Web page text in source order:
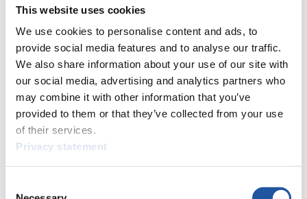
This website uses cookies
We use cookies to personalise content and ads, to
provide social media features and to analyse our traffic.
We also share information about your use of our site with
our social media, advertising and analytics partners who
may combine it with other information that you’ve
provided to them or that they’ve collected from your use
of their services.
Privacy statement
16
Jing Li (CHN)
18
Danyil Martsinovskyi (UKR)
19
Shaonan Liu (CHN)
20
Mathis Ertel (GER)
21
Noah Kallan (AUT)
22
David Nössler (GER)
22
Mateusz Sochowicz (POL)
24
Lukas Peccei (ITA)
25
Dylan Morse (CAN)